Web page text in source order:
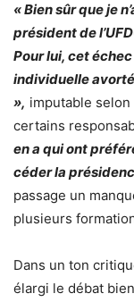
« Bien sûr que je
président de
Pour lui, cet
individuelle
», imputable
certains
en a qui ont
céder la
passage un
plusieurs
Dans un ton
élargi le débat